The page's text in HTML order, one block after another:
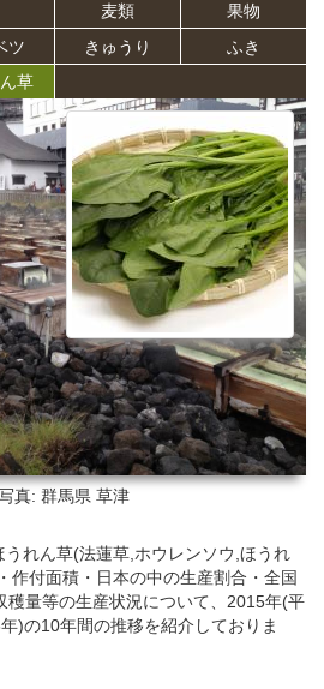
麦類
果物
ツ きゅうり
ふき
草
真: 群馬県 草津
うれん草(法蓮草,ホウレンソウ,ほうれ
作付面積・日本の中の生産割合・全国
穫量等の生産状況について、2015年(平
)の10年間の推移を紹介しておりま